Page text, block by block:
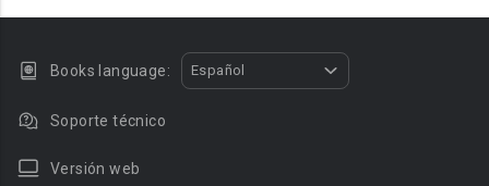
Books language: Español
Soporte técnico
Versión web